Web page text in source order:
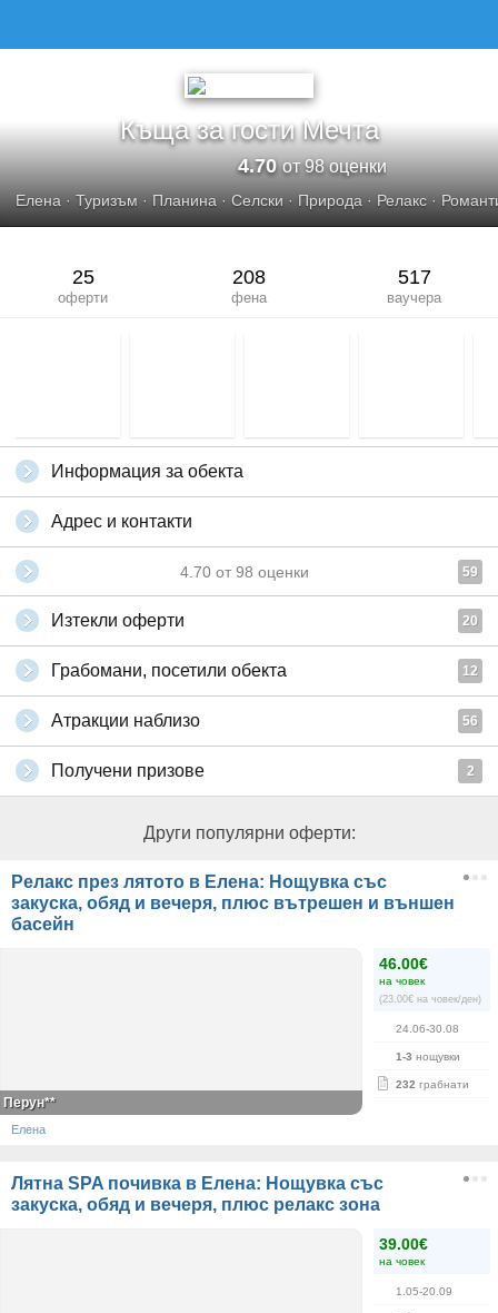
Къща за гости Мечта
4.70от 98 оценки
Елена · Туризъм · Планина · Селски · Природа · Релакс ·
25
оферти
208
фена
517
ваучера
Информация за обекта
Адрес и контакти
4.70 от 98 оценки 59
Изтекли оферти 20
Грабомани, посетили обекта 12
Атракции наблизо 56
Получени призове 2
Други популярни оферти:
Релакс през лятото в Елена: Нощувка със
закуска, обяд и вечеря, плюс вътрешен и външен
басейн
46.00€
на човек
(23.00€ на човек/ден)
24.06-30.08
1-3 нощувки
232 грабнати
Перун**
Елена
Лятна SPA почивка в Елена: Нощувка със
закуска, обяд и вечеря, плюс релакс зона
39.00€
на човек
1.05-20.09